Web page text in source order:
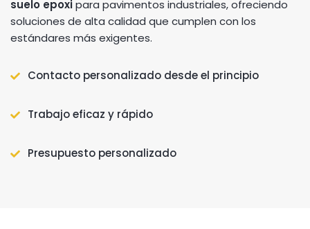
suelo epoxipara pavimentos industriales, ofreciendo
soluciones de alta calidad que cumplen con los
estándares más exigentes.
Contacto personalizado desde el principio
Trabajo eficaz y rápido
Presupuesto personalizado